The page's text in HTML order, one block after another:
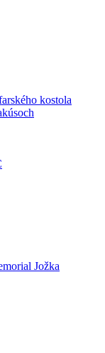
kostola
Jožka